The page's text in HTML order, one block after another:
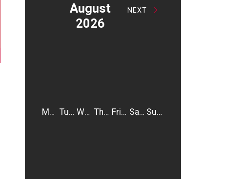
August
2026
NEXT
Monday Tuesday Wednesday Thursday Friday Saturday Sunday